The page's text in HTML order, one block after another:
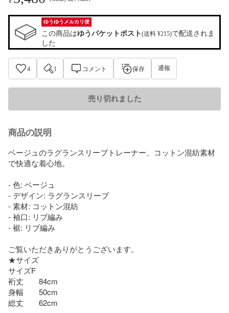
ゆうゆうメルカリ便
この商品はゆうパケットポスト(送料 ¥215)で配送されま
した
4 1 コメント 保存 通報
売り切れました
商品の説明
ベージュのラグランスリーブトレーナー、コットン混紡素材
で快適な着心地。
- 色: ベージュ
- デザイン: ラグランスリーブ
- 素材: コットン混紡
- 袖口: リブ編み
- 裾: リブ編み
ご覧いただきありがとうございます。
★サイズ
サイズF
裄丈　　84cm
身幅　　50cm
総丈　　62cm